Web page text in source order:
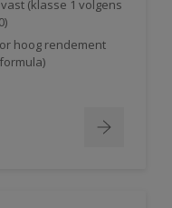
(klasse 1 volgens
hoog rendement